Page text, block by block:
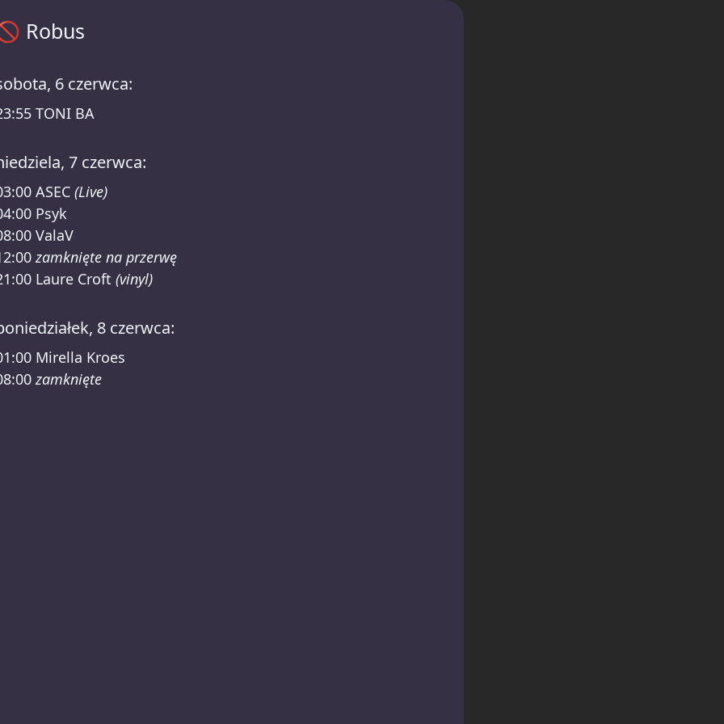
harmonogram – XTRUDE x MASS invites /RSO Lineup
Robus
6 czerwca:
TONI BA
7 czerwca:
ASEC (Live)
Psyk
ValaV
zamknięte na przerwę
Laure Croft (vinyl)
8 czerwca:
Mirella Kroes
zamknięte